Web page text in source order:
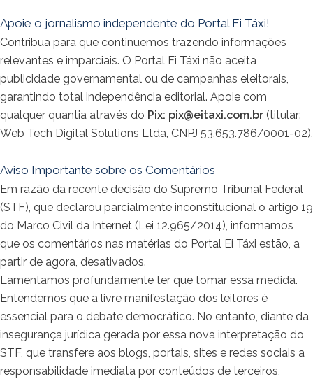
Apoie o jornalismo independente do Portal Ei Táxi!
Contribua para que continuemos trazendo informações
relevantes e imparciais. O Portal Ei Táxi não aceita
publicidade governamental ou de campanhas eleitorais,
garantindo total independência editorial. Apoie com
qualquer quantia através do Pix: pix@eitaxi.com.br (titular:
Web Tech Digital Solutions Ltda, CNPJ 53.653.786/0001-02).
Aviso Importante sobre os Comentários
Em razão da recente decisão do Supremo Tribunal Federal
(STF), que declarou parcialmente inconstitucional o artigo 19
do Marco Civil da Internet (Lei 12.965/2014), informamos
que os comentários nas matérias do Portal Ei Táxi estão, a
partir de agora, desativados.
Lamentamos profundamente ter que tomar essa medida.
Entendemos que a livre manifestação dos leitores é
essencial para o debate democrático. No entanto, diante da
insegurança jurídica gerada por essa nova interpretação do
STF, que transfere aos blogs, portais, sites e redes sociais a
responsabilidade imediata por conteúdos de terceiros,